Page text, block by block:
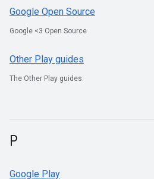
Google Open Source
Google <3 Open Source
Other Play guides
The Other Play guides.
P
Google Play